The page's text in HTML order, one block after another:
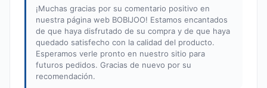
¡Muchas gracias por su comentario positivo en
nuestra página web BOBIJOO! Estamos encantados
de que haya disfrutado de su compra y de que haya
quedado satisfecho con la calidad del producto.
Esperamos verle pronto en nuestro sitio para
futuros pedidos. Gracias de nuevo por su
recomendación.